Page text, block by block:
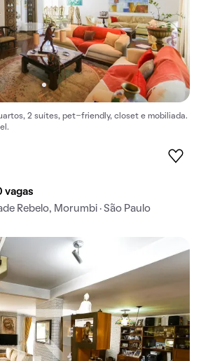
2 suítes, pet-friendly, closet e mobiliada.
vagas
Rebelo, Morumbi · São Paulo